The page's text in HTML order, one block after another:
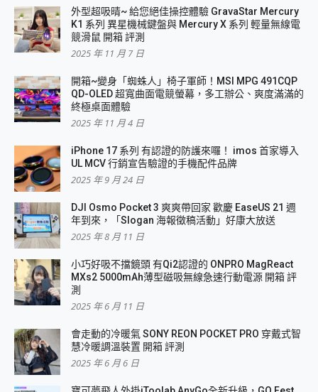
外型超吸晴~ 給您絕佳操控體驗 GravaStar Mercury
K1 系列 異星機械鍵盤與 Mercury X 系列 輕量無線電
競滑鼠 開箱 評測
2025 年 11 月 7 日
開箱~變身「蜘蛛人」椅子軍師！MSI MPG 491CQP
QD-OLED 超寬曲面電競螢幕，多工辦公、爽度滿滿的
終極桌面體驗
2025 年 11 月 4 日
iPhone 17 系列 有認證的防護來囉！ imos 首家導入
UL MCV 行銷宣告驗證的手機配件品牌
2025 年 9 月 24 日
DJI Osmo Pocket 3 爽爽帶回家 歡慶 EaseUS 21 週
年到來，「Slogan 海報徵稿活動」好康大放送
2025 年 8 月 11 日
小巧好吸不擋鏡頭 有Qi2認證的 ONPRO MagReact
MXs2 5000mAh薄型磁吸無線急速行動電源 開箱 評
測
2025 年 6 月 11 日
會走動的冷暖氣 SONY REON POCKET PRO 穿戴式智
慧冷暖調溫裝置 開箱 評測
2025 年 6 月 6 日